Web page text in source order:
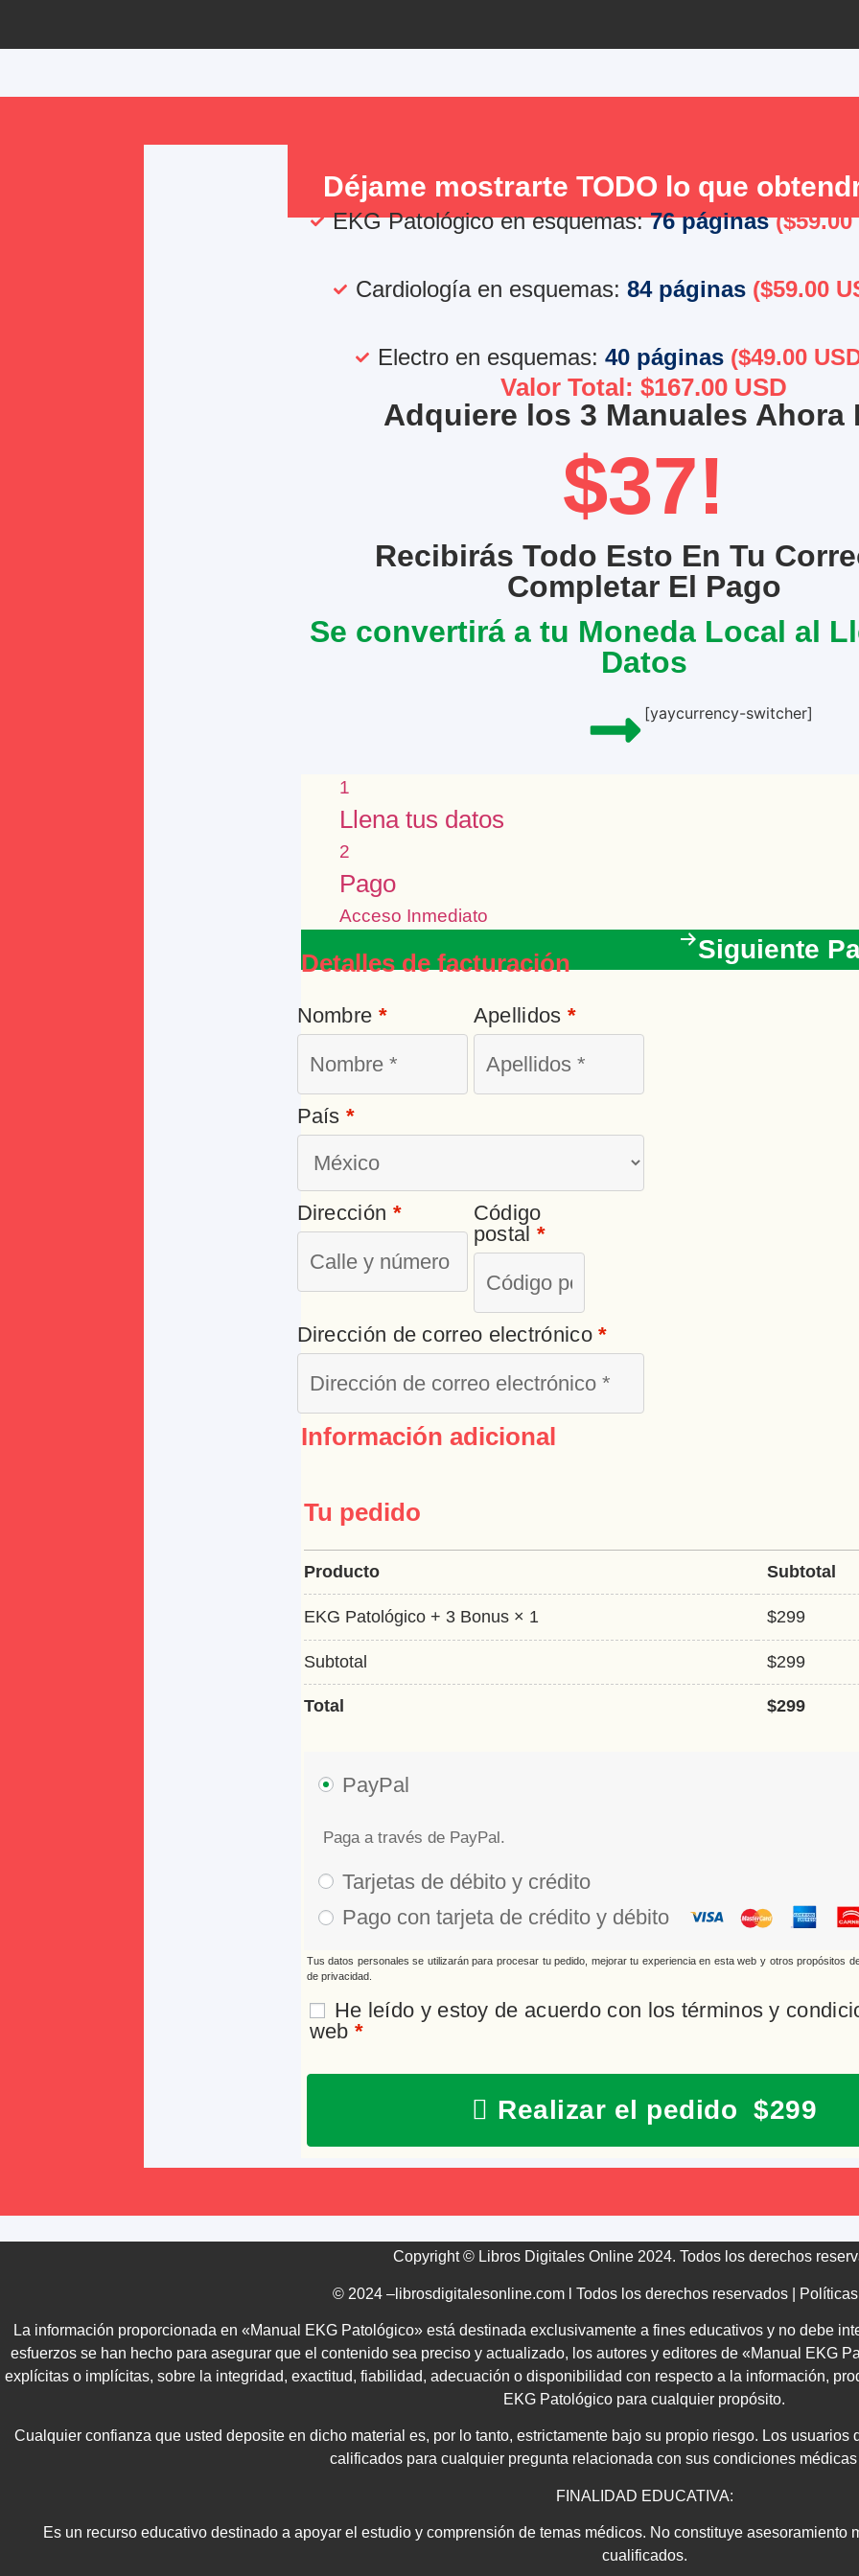
Déjame mostrarte TODO lo que
EKG Patológico en esquemas:76 páginas
Cardiología en esquemas: 84 páginas ($59.00
Electro en esquemas: 40 páginas ($49.00
Valor Total: $167.00 USD
Adquiere los 3 Manuales Ahora
$37!
Recibirás Todo Esto En Tu
Completar El Pago
Se convertirá a tu Moneda Local al
Datos
[yaycurrency-switcher]
1
Llena tus datos
2
Pago
Acceso Inmediato
Detalles de facturación
Nombre * Apellidos *
País*
Dirección *
Código
postal *
Dirección de correo electrónico*
Información adicional
Siguiente
Tu pedido
Producto Subtotal
EKG Patológico + 3 Bonus × 1 $299
Subtotal $299
Total $299
PayPal
Paga a través de PayPal.
Tarjetas de débito y crédito
Pago con tarjeta de crédito y débito
Tus datos personales se utilizarán para procesar tu pedido, mejorar tu experiencia en esta web y otros propósitos
de privacidad.
He leído y estoy de acuerdo con los términos y
web *
Realizar el pedido $299
Copyright © Libros Digitales Online 2024. Todos los derechos
© 2024 –librosdigitalesonline.com l Todos los derechos reservados |
La información proporcionada en «Manual EKG Patológico» está destinada exclusivamente a fines educativos y no debe
esfuerzos se han hecho para asegurar que el contenido sea preciso y actualizado, los autores y editores de «Manual EKG
explícitas o implícitas, sobre la integridad, exactitud, fiabilidad, adecuación o disponibilidad con respecto a la información,
EKG Patológico para cualquier propósito.
Cualquier confianza que usted deposite en dicho material es, por lo tanto, estrictamente bajo su propio riesgo. Los
calificados para cualquier pregunta relacionada con sus condiciones
FINALIDAD EDUCATIVA:
Es un recurso educativo destinado a apoyar el estudio y comprensión de temas médicos. No constituye
cualificados.